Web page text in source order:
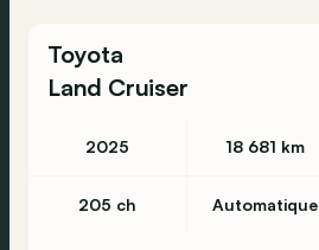
Toyota
Land Cruiser
2025 18 681 km
205 ch Automatique